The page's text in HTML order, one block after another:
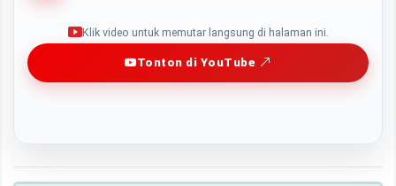
Klik video untuk memutar langsung di halaman ini.
Tonton di YouTube